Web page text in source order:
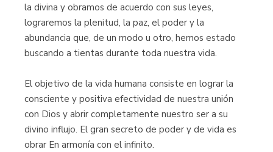
la divina y obramos de acuerdo con sus leyes,
lograremos la plenitud, la paz, el poder y la
abundancia que, de un modo u otro, hemos estado
buscando a tientas durante toda nuestra vida.
El objetivo de la vida humana consiste en lograr la
consciente y positiva efectividad de nuestra unión
con Dios y abrir completamente nuestro ser a su
divino influjo. El gran secreto de poder y de vida es
obrar En armonía con el infinito.